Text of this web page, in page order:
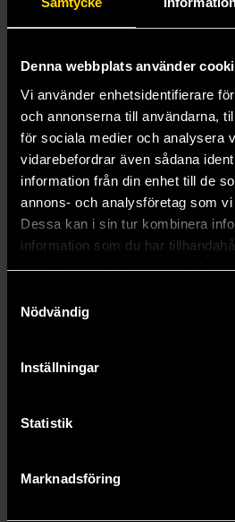
Denna webbplats använder
Vi använder enhetsidentifierare
och annonserna till användarna,
för sociala medier och analysera
vidarebefordrar även sådana
information från din enhet till de
annons- och analysföretag som
Dessa kan i sin tur kombinera
information som du har
samlat in när du har använt deras
Nödvändig
Inställningar
Statistik
Marknadsföring
All That's Left in the
Allegiance
Alphabet Squadron
Amarantin
Ambergris
Ambit's Run
An Absolutely
An Ember in the Ashes
Ancestor Memories
Andromedan Dark
Anfall mot Sverige
Angel Ruin
Arc of a Scythe
Artefacts of Ouranos